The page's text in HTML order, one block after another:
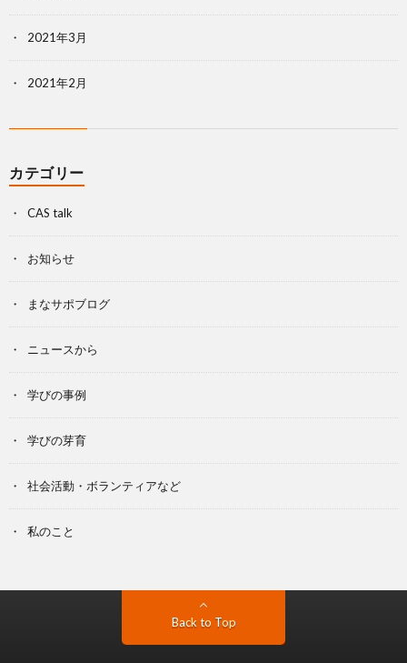
2021年3月
2021年2月
カテゴリー
CAS talk
お知らせ
まなサポブログ
ニュースから
学びの事例
学びの芽育
社会活動・ボランティアなど
私のこと
Back to Top